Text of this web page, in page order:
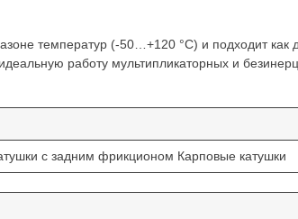
температур (-50…+120 °С) и подходит как
работу мультипликаторных и
с задним фрикционом Карповые катушки